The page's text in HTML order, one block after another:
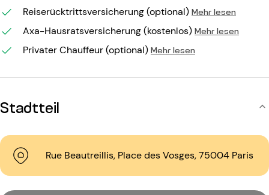
Reiserücktrittsversicherung (optional) Mehr lesen
Axa-Hausratsversicherung (kostenlos) Mehr lesen
Privater Chauffeur (optional) Mehr lesen
Stadtteil
Rue Beautreillis, Place des Vosges, 75004 Paris